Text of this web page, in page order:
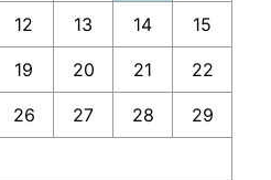
12 13 14 15
19 20 21 22
26 27 28 29